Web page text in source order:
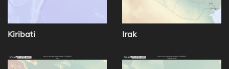
Kiribati Irak